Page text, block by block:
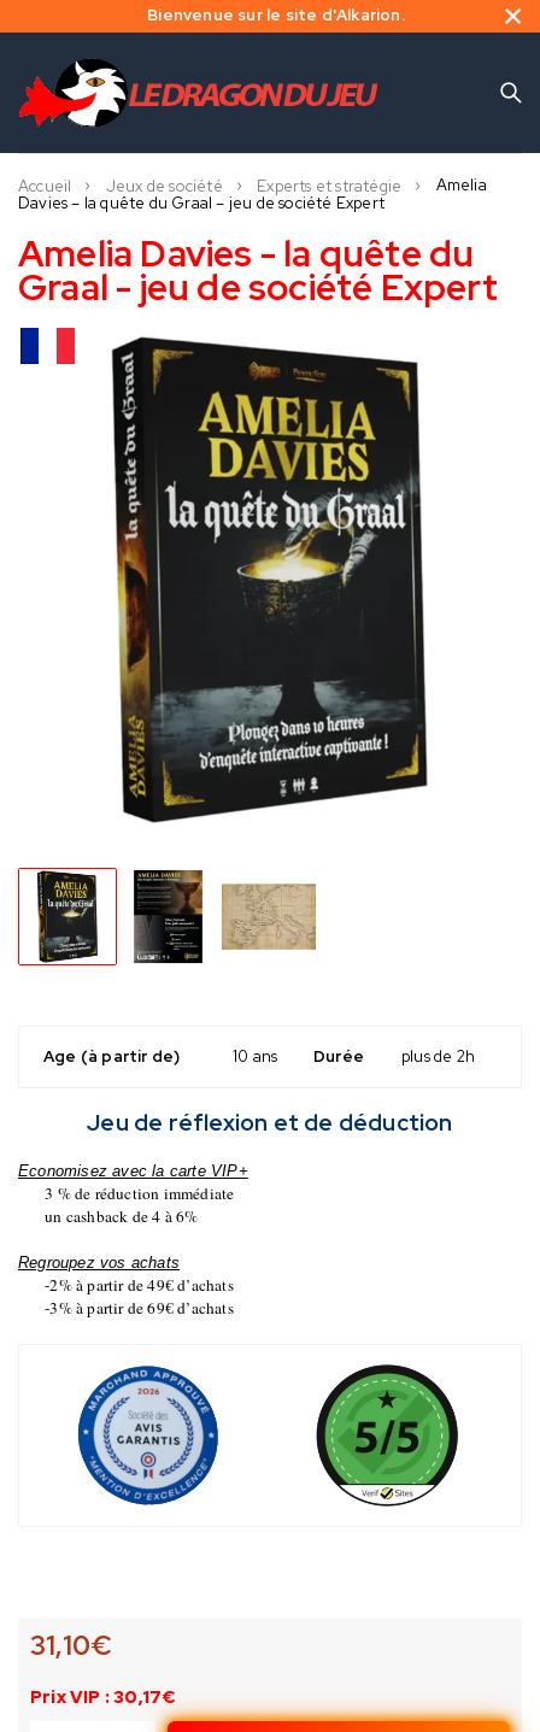
Bienvenue sur le site d'Alkarion.
Accueil Jeux de société Experts et stratégie
Amelia
Davies – la quête du Graal – jeu de société Expert
Amelia Davies - la quête du
Graal - jeu de société Expert
Age (à partir de) 10 ans Durée plus de 2h
Jeu de réflexion et de déduction
Economisez avec la carte VIP+
3 % de réduction immédiate
un cashback de 4 à 6%
Regroupez vos achats
-2% à partir de 49€ d’achats
-3% à partir de 69€ d’achats
31,10€
Prix VIP : 30,17€